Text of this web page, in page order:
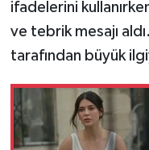
ifadelerini
ve tebrik mesajı
tarafından büyük